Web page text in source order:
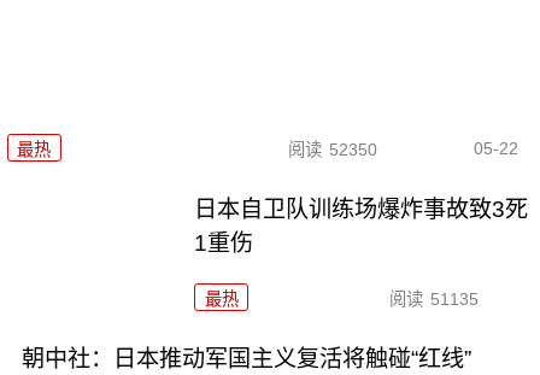
最热 阅读 52350 05-22
日本自卫队训练场爆炸事故致3死
1重伤
最热 阅读 51135
朝中社：日本推动军国主义复活将触碰“红线”